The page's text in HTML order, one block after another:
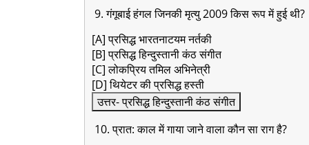
9. गंगूबाई हंगल जिनकी मृत्यु 2009 किस रूप में हुई थी?
[A] प्रसिद्ध भारतनाटयम नर्तकी
[B] प्रसिद्ध हिन्दुस्तानी कंठ संगीत
[C] लोकप्रिय तमिल अभिनेत्री
[D] थियेटर की प्रसिद्ध हस्ती
उत्तर- प्रसिद्ध हिन्दुस्तानी कंठ संगीत
10. प्रात: काल में गाया जाने वाला कौन सा राग है?